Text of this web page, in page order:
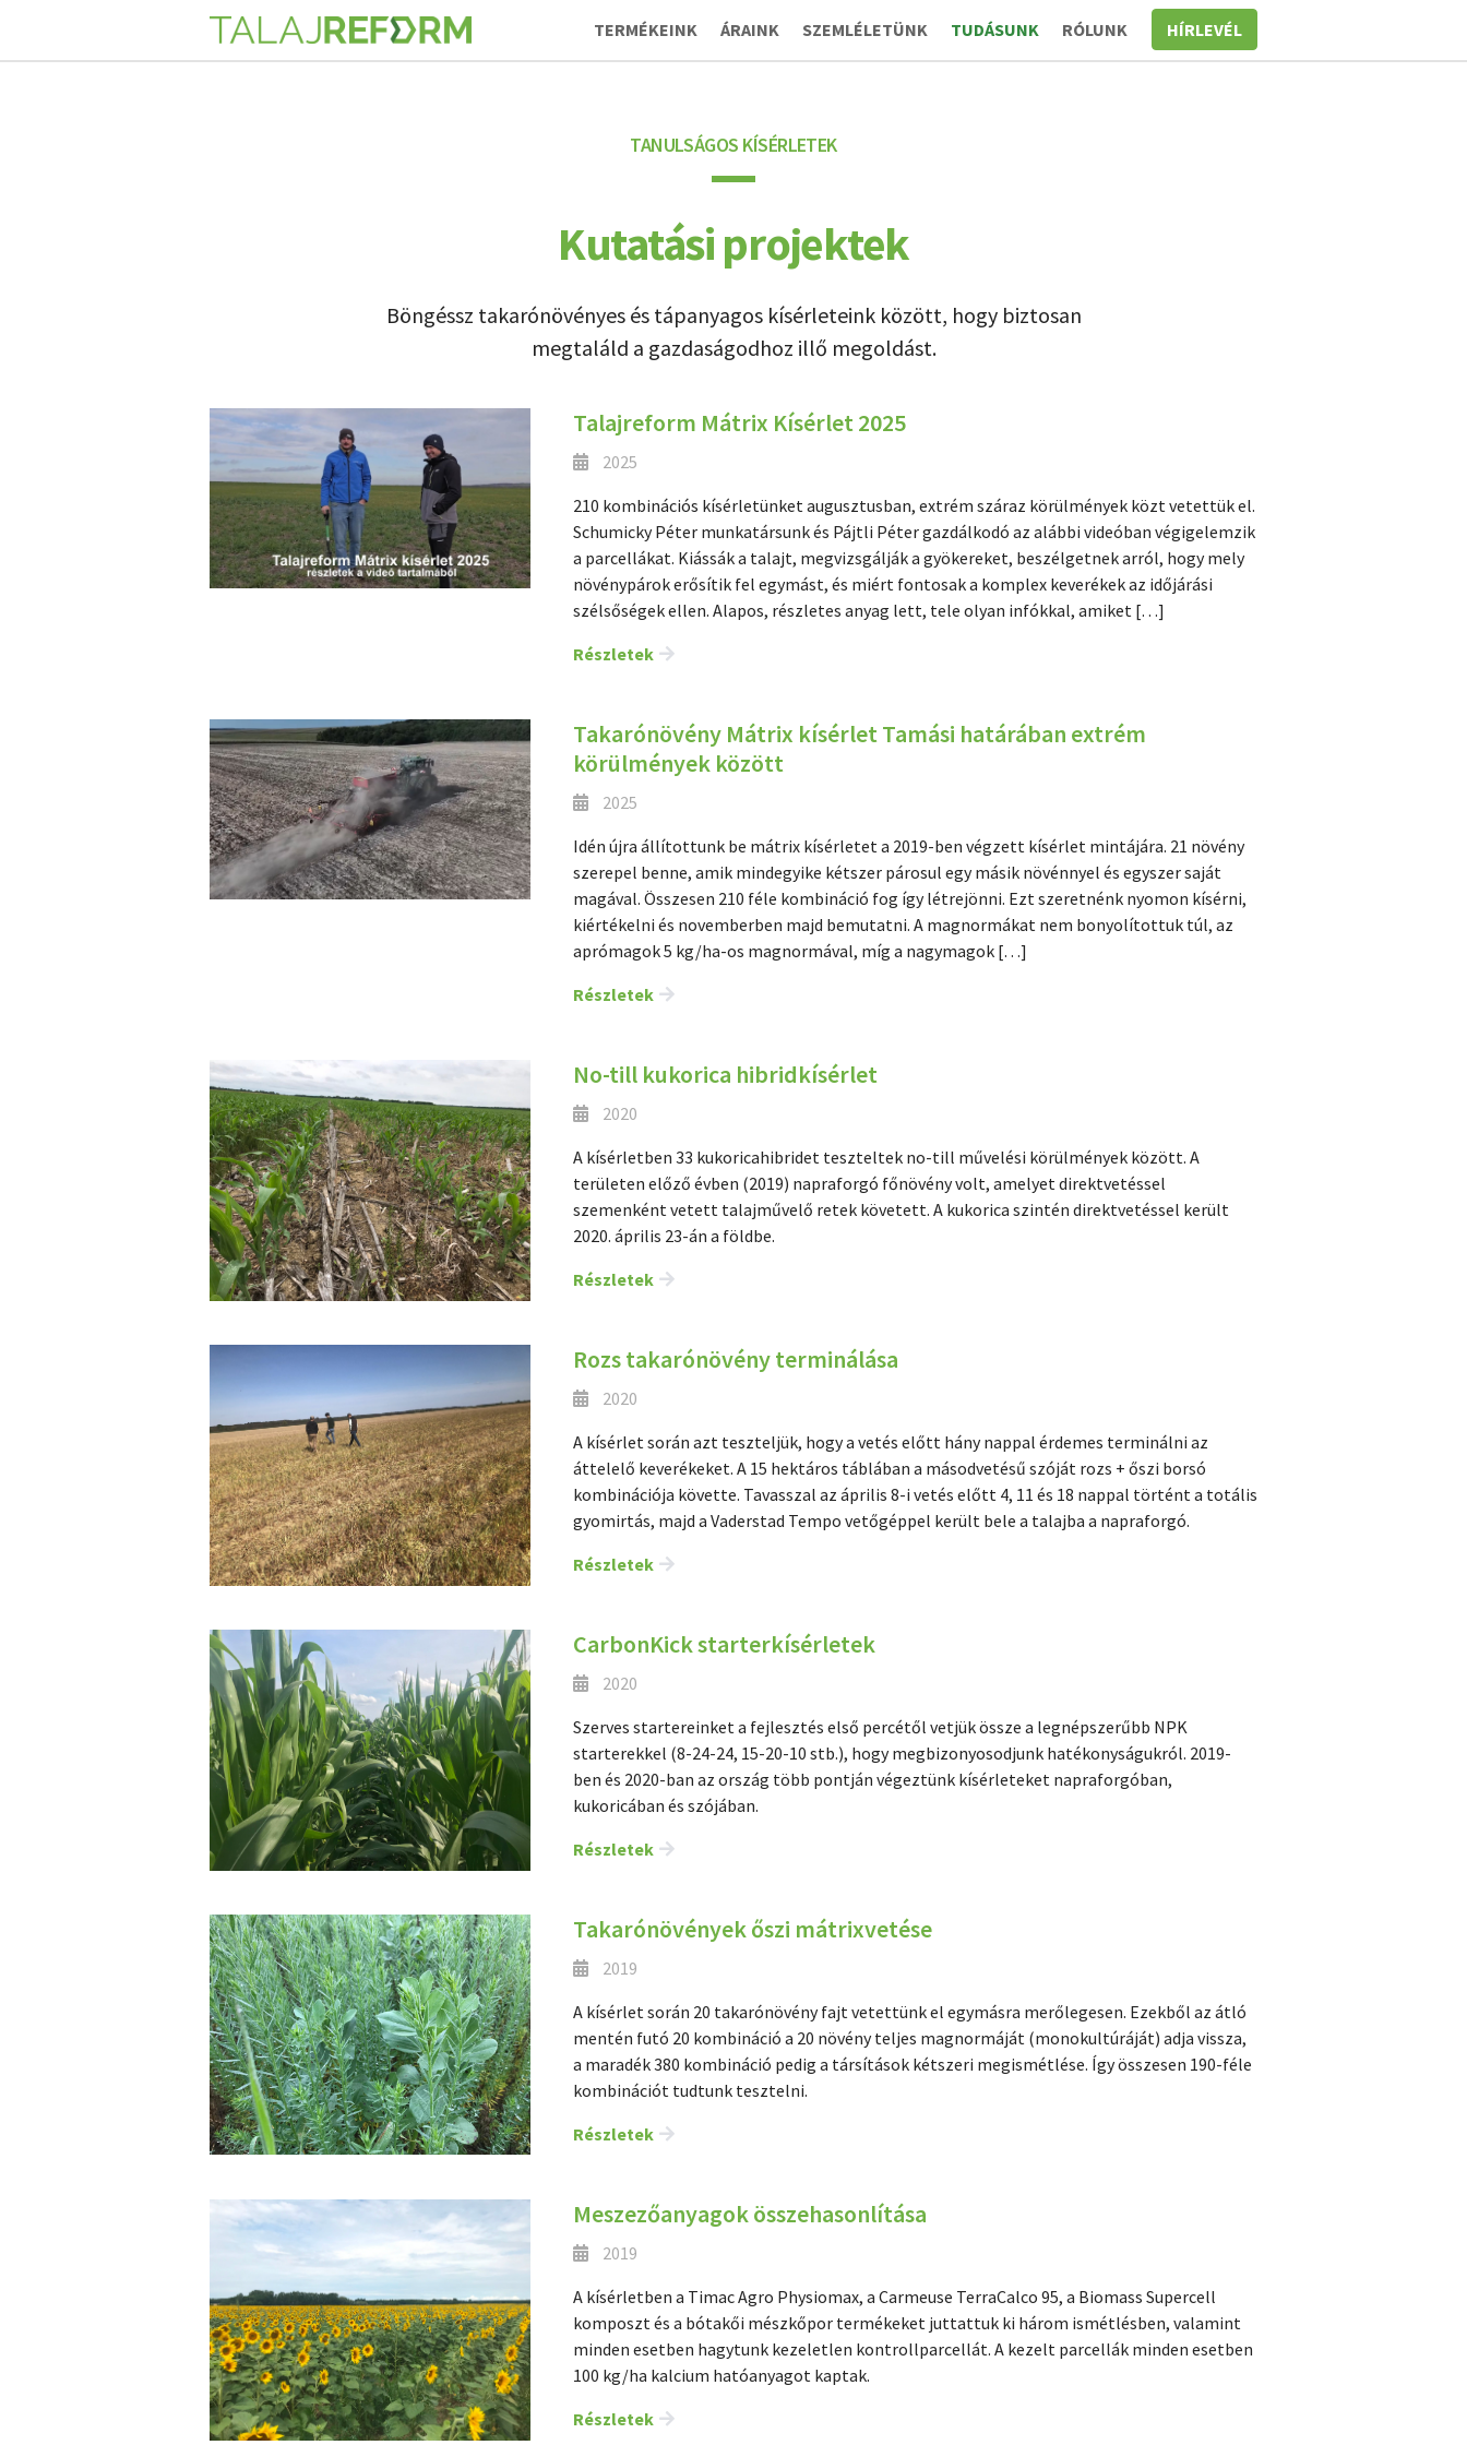
TERMÉKEINK
ÁRAINK SZEMLÉLETÜNK TUDÁSUNK RÓLUNK HÍRLEVÉL
TANULSÁGOS KÍSÉRLETEK
Kutatási projektek
Böngéssz takarónövényes és tápanyagos kísérleteink között, hogy biztosan
megtaláld a gazdaságodhoz illő megoldást.
Talajreform Mátrix Kísérlet 2025
2025
210 kombinációs kísérletünket augusztusban, extrém száraz körülmények közt vetettük el.
Schumicky Péter munkatársunk és Pájtli Péter gazdálkodó az alábbi videóban végigelemzik
a parcellákat. Kiássák a talajt, megvizsgálják a gyökereket, beszélgetnek arról, hogy mely
növénypárok erősítik fel egymást, és miért fontosak a komplex keverékek az időjárási
szélsőségek ellen. Alapos, részletes anyag lett, tele olyan infókkal, amiket […]
Részletek
Takarónövény Mátrix kísérlet Tamási határában extrém
körülmények között
2025
Idén újra állítottunk be mátrix kísérletet a 2019-ben végzett kísérlet mintájára. 21 növény
szerepel benne, amik mindegyike kétszer párosul egy másik növénnyel és egyszer saját
magával. Összesen 210 féle kombináció fog így létrejönni. Ezt szeretnénk nyomon kísérni,
kiértékelni és novemberben majd bemutatni. A magnormákat nem bonyolítottuk túl, az
aprómagok 5 kg/ha-os magnormával, míg a nagymagok […]
Részletek
No-till kukorica hibridkísérlet
2020
A kísérletben 33 kukoricahibridet teszteltek no-till művelési körülmények között. A
területen előző évben (2019) napraforgó főnövény volt, amelyet direktvetéssel
szemenként vetett talajművelő retek követett. A kukorica szintén direktvetéssel került
2020. április 23-án a földbe.
Részletek
Rozs takarónövény terminálása
2020
A kísérlet során azt teszteljük, hogy a vetés előtt hány nappal érdemes terminálni az
áttelelő keverékeket. A 15 hektáros táblában a másodvetésű szóját rozs + őszi borsó
kombinációja követte. Tavasszal az április 8-i vetés előtt 4, 11 és 18 nappal történt a totális
gyomirtás, majd a Vaderstad Tempo vetőgéppel került bele a talajba a napraforgó.
Részletek
CarbonKick starterkísérletek
2020
Szerves startereinket a fejlesztés első percétől vetjük össze a legnépszerűbb NPK
starterekkel (8-24-24, 15-20-10 stb.), hogy megbizonyosodjunk hatékonyságukról. 2019-
ben és 2020-ban az ország több pontján végeztünk kísérleteket napraforgóban,
kukoricában és szójában.
Részletek
Takarónövények őszi mátrixvetése
2019
A kísérlet során 20 takarónövény fajt vetettünk el egymásra merőlegesen. Ezekből az átló
mentén futó 20 kombináció a 20 növény teljes magnormáját (monokultúráját) adja vissza,
a maradék 380 kombináció pedig a társítások kétszeri megismétlése. Így összesen 190-féle
kombinációt tudtunk tesztelni.
Részletek
Meszezőanyagok összehasonlítása
2019
A kísérletben a Timac Agro Physiomax, a Carmeuse TerraCalco 95, a Biomass Supercell
komposzt és a bótakői mészkőpor termékeket juttattuk ki három ismétlésben, valamint
minden esetben hagytunk kezeletlen kontrollparcellát. A kezelt parcellák minden esetben
100 kg/ha kalcium hatóanyagot kaptak.
Részletek